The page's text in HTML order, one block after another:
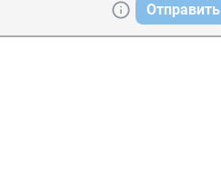
Отправить